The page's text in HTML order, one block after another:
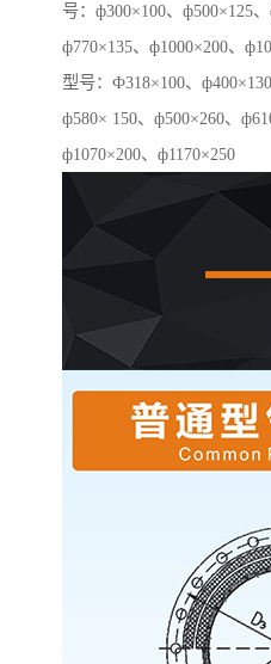
号：ф300×100、ф500×125
ф770×135、ф1000×200、
型号：Ф318×100、
ф580× 150、ф500×260、
ф1070×200、ф1170×250